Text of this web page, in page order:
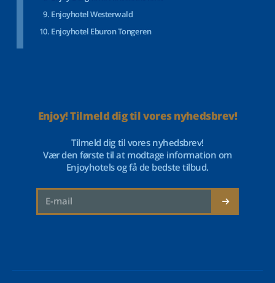
Enjoyhotel Westerwald
Enjoyhotel Eburon Tongeren
Enjoy! Tilmeld dig til vores nyhedsbrev!
Tilmeld dig til vores nyhedsbrev!
Vær den første til at modtage information om
Enjoyhotels og få de bedste tilbud.